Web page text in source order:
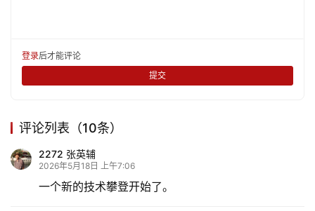
登录后才能评论
提交
评论列表（10条）
2272 张英辅
2026年5月18日 上午7:06
一个新的技术攀登开始了。